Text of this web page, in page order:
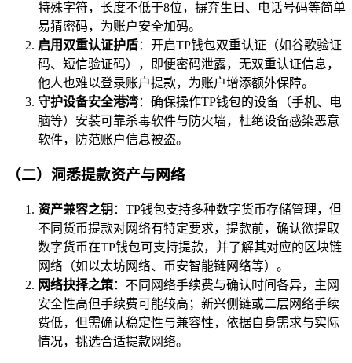
特殊字符，长度不低于8位，摒弃生日、电话号码等简单
易猜密码，为账户安全加码。
启用双重认证护盾：开启TP钱包双重认证（如谷歌验证
码、短信验证码），即便密码泄露，无双重认证信息，
他人也难以登录账户提款，为账户增添额外保障。
守护设备安全港湾：确保操作TP钱包的设备（手机、电
脑等）安装可靠杀毒软件与防火墙，杜绝设备感染恶意
软件，防范账户信息被盗。
（二）洞悉提款资产与网络
资产兼容之钥 ：TP钱包支持多种数字货币存储管理，但
不同货币提款对网络有特定要求，提款前，确认欲提取
数字货币在TP钱包可支持提款，并了解其对应的区块链
网络（如以太坊网络、币安智能链网络等）。
网络抉择之策：不同网络手续费与确认时间各异，主网
安全性高但手续费可能较高；新兴侧链或二层网络手续
费低，但需确认稳定性与兼容性，依据自身需求与实际
情况，挑选合适提款网络。